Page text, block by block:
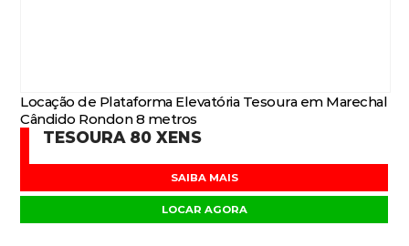
Locação de Plataforma Elevatória Tesoura em Marechal
Cândido Rondon 8 metros
TESOURA 80 XENS
SAIBA MAIS
LOCAR AGORA